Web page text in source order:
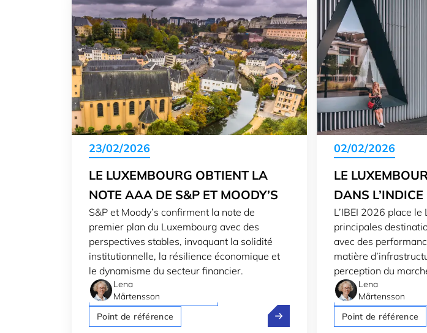
23/02/2026
LE LUXEMBOURG OBTIENT LA
NOTE AAA DE S&P ET MOODY’S
S&P et Moody’s confirment la note de
premier plan du Luxembourg avec des
perspectives stables, invoquant la solidité
institutionnelle, la résilience économique et
le dynamisme du secteur financier.
Lena
Mårtensson
Point de référence
Économie luxembourgeoise
Le Luxembourg obtient la note
02/02/2026
LE
DANS
AFFAIRES
L’IBEI 2026 place
principales
avec des
matière
perception du
Lena
Mårtensson
Point de référence
Économie